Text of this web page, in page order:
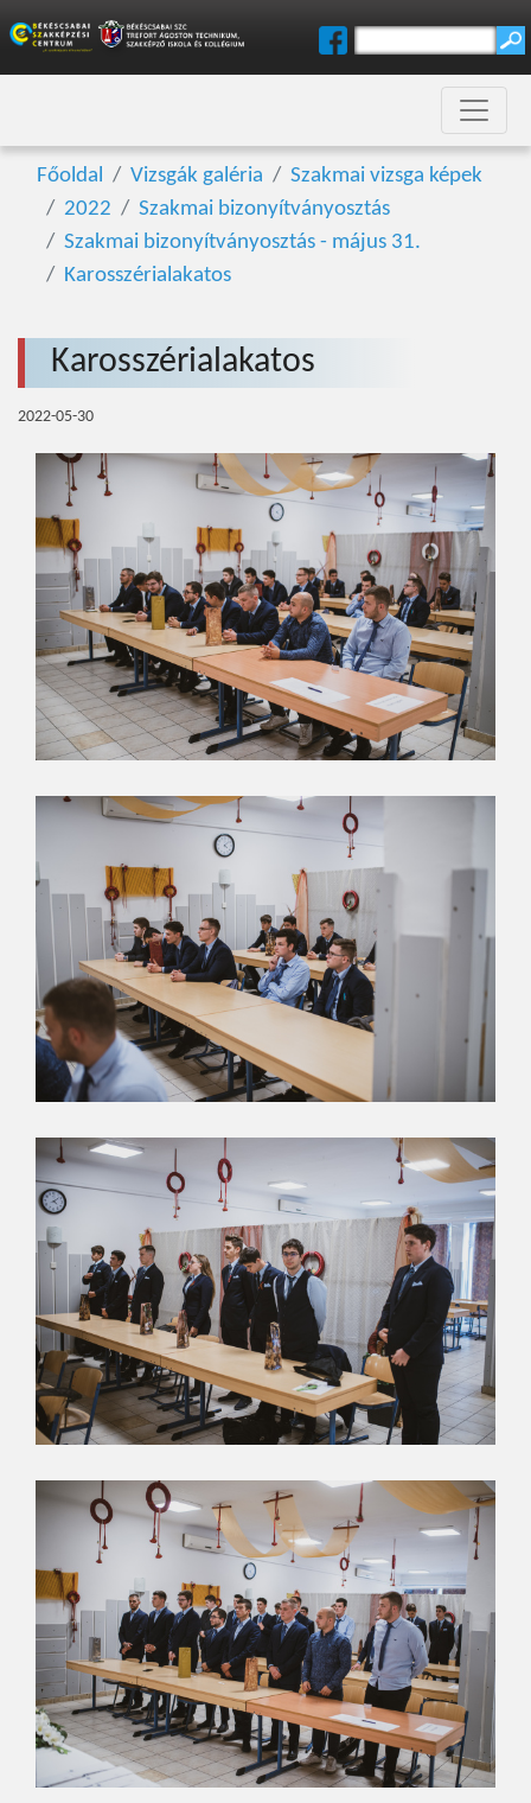
Főoldal Vizsgák galéria
Szakmai vizsga képek
2022
Szakmai bizonyítványosztás
Szakmai bizonyítványosztás - május 31.
Karosszérialakatos
Karosszérialakatos
2022-05-30